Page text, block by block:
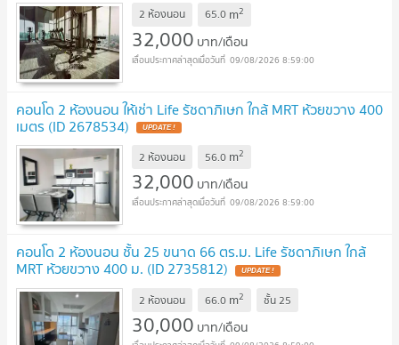
2 ห้องนอน 65.0 m2
32,000 บาท/เดือน
09/08/2026 8:59:00
คอนโด 2 ห้องนอน ให้เช่า Life รัชดาภิเษก ใกล้ MRT ห้วยขวาง 400
เมตร (ID 2678534) UPDATE !
2 ห้องนอน 56.0 m2
32,000 บาท/เดือน
09/08/2026 8:59:00
คอนโด 2 ห้องนอน ชั้น 25 ขนาด 66 ตร.ม. Life รัชดาภิเษก ใกล้
MRT ห้วยขวาง 400 ม. (ID 2735812) UPDATE !
2 ห้องนอน 66.0 m2 ชั้น25
30,000 บาท/เดือน